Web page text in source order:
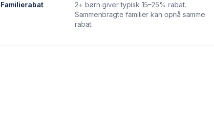
Familierabat
2+ børn giver typisk 15–25% rabat.
Sammenbragte familier kan opnå samme
rabat.